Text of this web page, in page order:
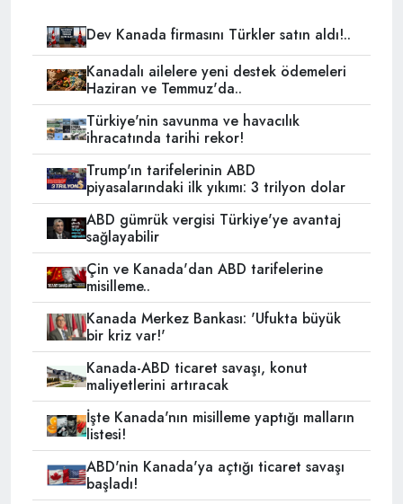
Dev Kanada firmasını Türkler satın aldı!..
Kanadalı ailelere yeni destek ödemeleri
Haziran ve Temmuz'da..
Türkiye'nin savunma ve havacılık
ihracatında tarihi rekor!
Trump'ın tarifelerinin ABD
piyasalarındaki ilk yıkımı: 3 trilyon dolar
ABD gümrük vergisi Türkiye'ye avantaj
sağlayabilir
Çin ve Kanada'dan ABD tarifelerine
misilleme..
Kanada Merkez Bankası: 'Ufukta büyük
bir kriz var!'
Kanada-ABD ticaret savaşı, konut
maliyetlerini artıracak
İşte Kanada'nın misilleme yaptığı malların
listesi!
ABD'nin Kanada'ya açtığı ticaret savaşı
başladı!